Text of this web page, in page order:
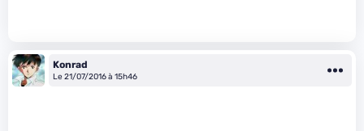
Konrad
Le 21/07/2016 à 15h46